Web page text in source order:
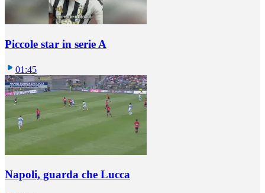
Piccole star in serie A
01:45
Napoli, guarda che Lucca